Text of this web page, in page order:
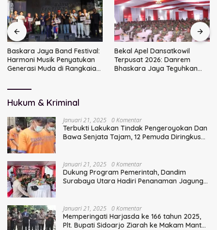
Baskara Jaya Band Festival:
Harmoni Musik Penyatukan
Generasi Muda di Rangkaian
Bekal Apel Dansatkowil
Terpusat 2026: Danrem
Bhaskara Jaya Teguhkan
Hukum & Kriminal
Januari 21, 2025 0 Komentar
Terbukti Lakukan Tindak Pengeroyokan Dan
Bawa Senjata Tajam, 12 Pemuda Diringkus
Januari 21, 2025 0 Komentar
Dukung Program Pemerintah, Dandim
Surabaya Utara Hadiri Penanaman Jagung
Januari 21, 2025 0 Komentar
Memperingati Harjasda ke 166 tahun 2025,
Plt. Bupati Sidoarjo Ziarah ke Makam Mantan